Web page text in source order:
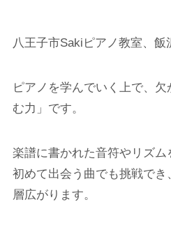
八王子市Sakiピアノ教室、飯
ピアノを学んでいく上で、
む力」です。
楽譜に書かれた音符やリズム
初めて出会う曲でも挑戦で
層広がります。